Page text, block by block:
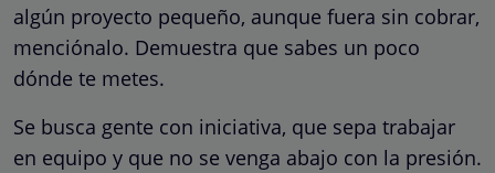
algún proyecto pequeño, aunque fuera sin cobrar,
menciónalo. Demuestra que sabes un poco
dónde te metes.
Se busca gente con iniciativa, que sepa trabajar
en equipo y que no se venga abajo con la presión.